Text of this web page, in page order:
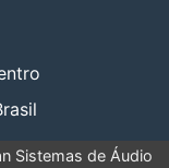
Sistemas de Áudio